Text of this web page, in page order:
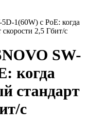
1(60W) с PoE: когда
2,5 Гбит/с
SW-
когда
стандарт
с